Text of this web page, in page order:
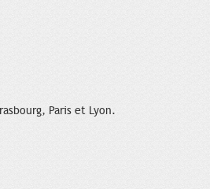
Paris et Lyon.